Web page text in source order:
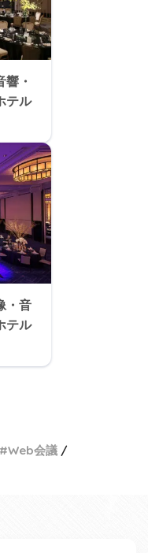
・
テル
・音
テル
Web会議